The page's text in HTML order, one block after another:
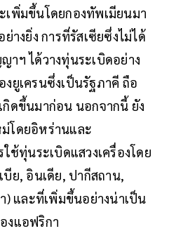
เพิ่มขึ้นโดยกองทัพเมียนมา
างยิ่ง การที่รัสเซียซึ่งไม่ได้
าฯ ได้วางทุ่นระเบิดอย่าง
ยูเครนซึ่งเป็นรัฐภาคี ถือ
กิดขึ้นมาก่อน นอกจากนี้ ยัง
โดยอิหร่านและ
ช้ทุ่นระเบิดแสวงเครื่องโดย
ย, อินเดีย, ปากีสถาน,
) และที่เพิ่มขึ้นอย่างน่าเป็น
งแอฟริกา